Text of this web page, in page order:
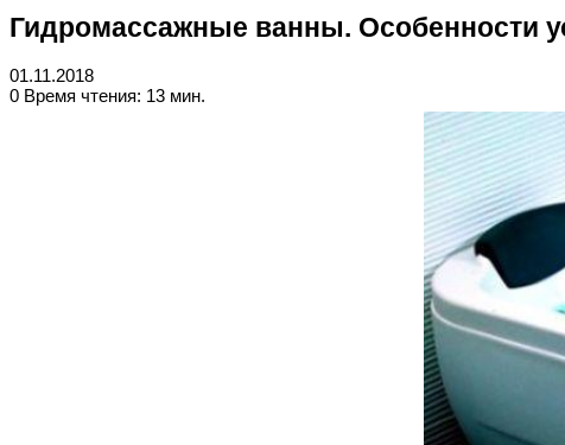
Гидромассажные ванны. Особенности
01.11.2018
0 Время чтения: 13 мин.